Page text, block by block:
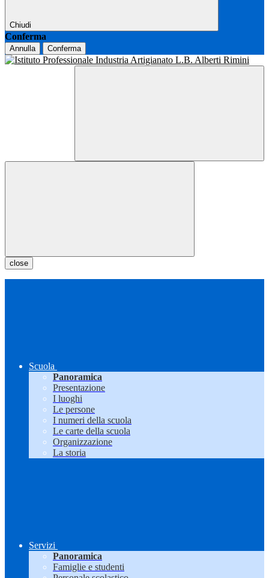
Chiudi
Conferma
Annulla Conferma
close
Scuola
Panoramica
Presentazione
I luoghi
Le persone
I numeri della scuola
Le carte della scuola
Organizzazione
La storia
Servizi
Panoramica
Famiglie e studenti